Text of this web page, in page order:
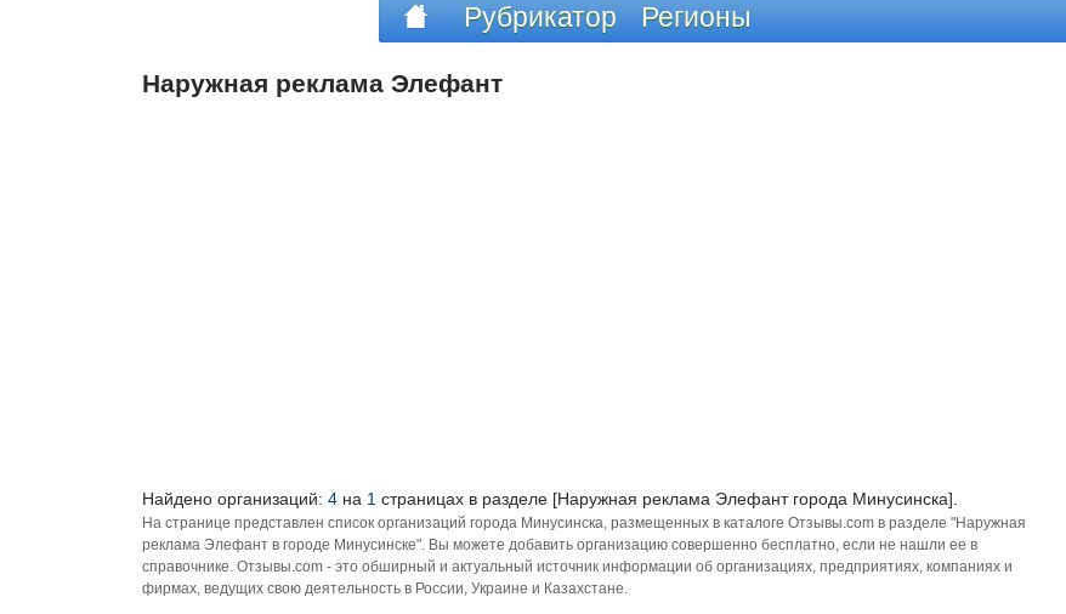
Рубрикатор Регионы
Наружная реклама Элефант
Найдено организаций: 4 на 1 страницах в разделе [Наружная реклама Элефант города Минусинска].
На странице представлен список организаций города Минусинска, размещенных в каталоге Отзывы.com в разделе "Наружная
реклама Элефант в городе Минусинске". Вы можете добавить организацию совершенно бесплатно, если не нашли ее в
справочнике. Отзывы.com - это обширный и актуальный источник информации об организациях, предприятиях, компаниях и
фирмах, ведущих свою деятельность в России, Украине и Казахстане.